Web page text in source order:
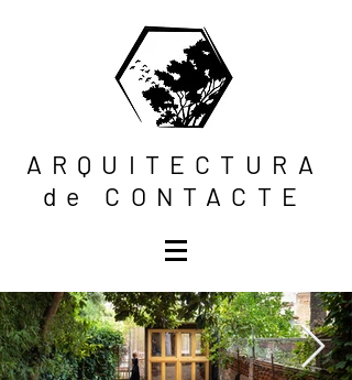
ARQUITECTURA
de CONTACTE